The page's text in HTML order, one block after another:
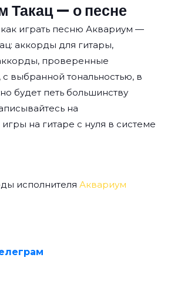
Такац — о песне
играть песню Аквариум —
аккорды для гитары,
проверенные
выбранной тональностью, в
будет петь большинству
на
на гитаре с нуля в системе
исполнителя Аквариум